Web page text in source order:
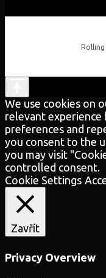
We use cookies on
relevant experience
preferences and
you consent to the
you may visit
controlled consent.
Cookie Settings
Zavřít
Privacy Overview